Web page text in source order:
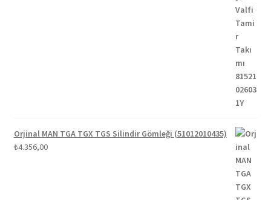
Orjinal MAN TGA TGX TGS Silindir Gömleği (51012010435)
₺4.356,00